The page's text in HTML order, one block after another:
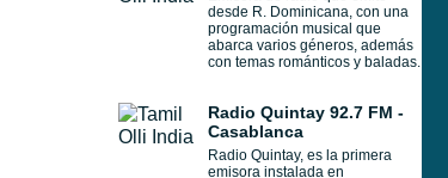
desde R. Dominicana, con una
programación musical que
abarca varios géneros, además
con temas románticos y baladas.
Radio Quintay 92.7 FM -
Casablanca
Radio Quintay, es la primera
emisora instalada en